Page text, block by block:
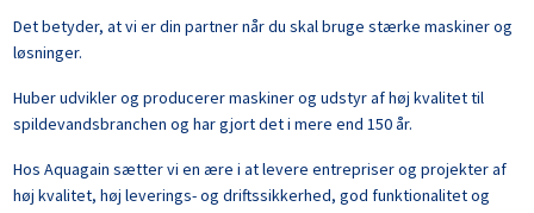
Det betyder, at vi er din partner når du skal bruge stærke maskiner og
løsninger.
Huber udvikler og producerer maskiner og udstyr af høj kvalitet til
spildevandsbranchen og har gjort det i mere end 150 år.
Hos Aquagain sætter vi en ære i at levere entrepriser og projekter af
høj kvalitet, høj leverings- og driftssikkerhed, god funktionalitet og